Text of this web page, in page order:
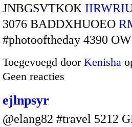
JNBGSVTKOK
3076 BADDXHUOEO
#photooftheday 4390
Toegevoegd door Kenisha
Geen reacties
ejlnpsyr
@elang82 #travel 5212